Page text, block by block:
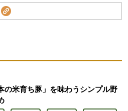
の米育ち豚」を味わうシンプル野